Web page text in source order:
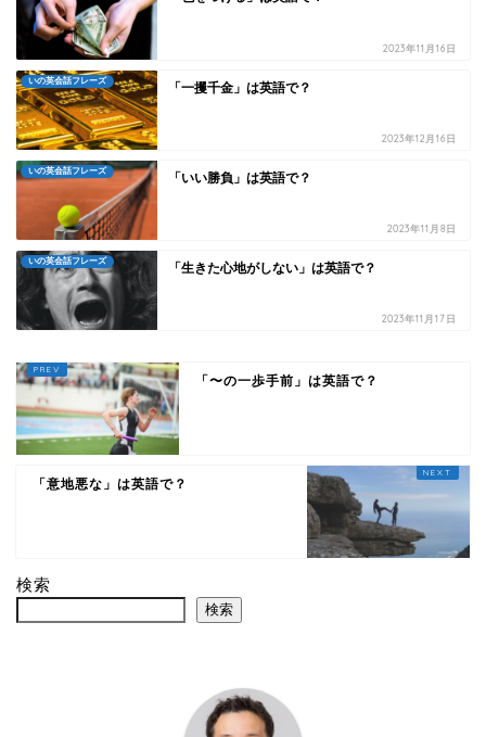
2023年11月16日
いの英会話フレーズ 「一攫千金」は英語で？
2023年12月16日
いの英会話フレーズ 「いい勝負」は英語で？
2023年11月8日
いの英会話フレーズ 「生きた心地がしない」は英語で？
2023年11月17日
「〜の一歩手前」は英語で？
「意地悪な」は英語で？
検索
検索